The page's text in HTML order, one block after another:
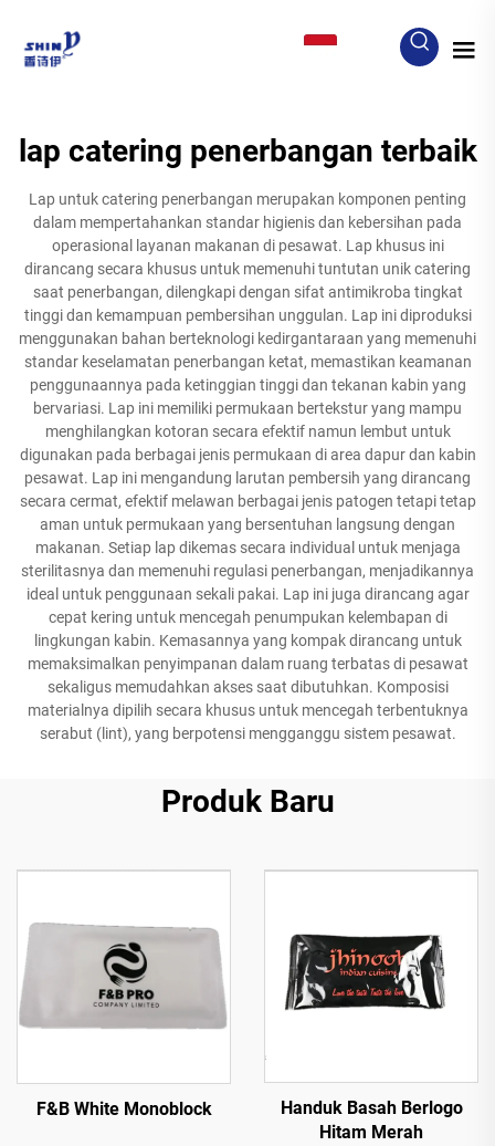
lap catering penerbangan terbaik
Lap untuk catering penerbangan merupakan komponen penting
dalam mempertahankan standar higienis dan kebersihan pada
operasional layanan makanan di pesawat. Lap khusus ini
dirancang secara khusus untuk memenuhi tuntutan unik catering
saat penerbangan, dilengkapi dengan sifat antimikroba tingkat
tinggi dan kemampuan pembersihan unggulan. Lap ini diproduksi
menggunakan bahan berteknologi kedirgantaraan yang memenuhi
standar keselamatan penerbangan ketat, memastikan keamanan
penggunaannya pada ketinggian tinggi dan tekanan kabin yang
bervariasi. Lap ini memiliki permukaan bertekstur yang mampu
menghilangkan kotoran secara efektif namun lembut untuk
digunakan pada berbagai jenis permukaan di area dapur dan kabin
pesawat. Lap ini mengandung larutan pembersih yang dirancang
secara cermat, efektif melawan berbagai jenis patogen tetapi tetap
aman untuk permukaan yang bersentuhan langsung dengan
makanan. Setiap lap dikemas secara individual untuk menjaga
sterilitasnya dan memenuhi regulasi penerbangan, menjadikannya
ideal untuk penggunaan sekali pakai. Lap ini juga dirancang agar
cepat kering untuk mencegah penumpukan kelembapan di
lingkungan kabin. Kemasannya yang kompak dirancang untuk
memaksimalkan penyimpanan dalam ruang terbatas di pesawat
sekaligus memudahkan akses saat dibutuhkan. Komposisi
materialnya dipilih secara khusus untuk mencegah terbentuknya
serabut (lint), yang berpotensi mengganggu sistem pesawat.
Produk Baru
F&B White Monoblock
Handuk Basah Berlogo
Hitam Merah